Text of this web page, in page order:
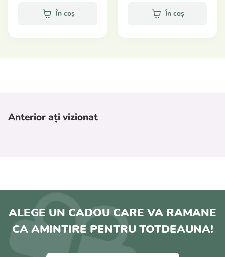
În coș În coș
Anterior ați vizionat
ALEGE UN CADOU CARE VA RAMANE
CA AMINTIRE PENTRU TOTDEAUNA!